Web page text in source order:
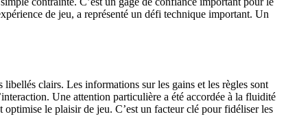
de jeu, a représenté un défi technique important. Un
libellés clairs. Les informations sur les gains et les règles sont
Une attention particulière a été accordée à la fluidité
le plaisir de jeu. C’est un facteur clé pour fidéliser les